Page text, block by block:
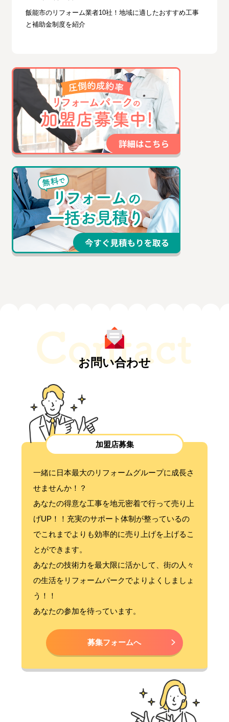
飯能市のリフォーム業者10社！地域に適したおすすめ工事
と補助金制度を紹介
お問い合わせ
加盟店募集
一緒に日本最大のリフォームグループに成長さ
せませんか！？
あなたの得意な工事を地元密着で行って売り上
げUP！！充実のサポート体制が整っているの
でこれまでよりも効率的に売り上げを上げるこ
とができます。
あなたの技術力を最大限に活かして、街の人々
の生活をリフォームパークでよりよくしましょ
う！！
あなたの参加を待っています。
募集フォームへ